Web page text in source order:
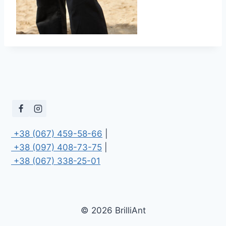
+38 (067) 459-58-66
+38 (097) 408-73-75
+38 (067) 338-25-01
© 2026 BrilliAnt